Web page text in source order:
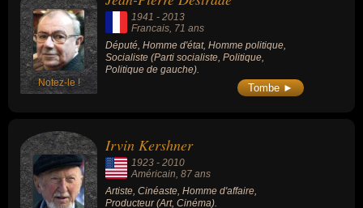
Notez-le !
1941 - 2013
Francais , 71 ans
Député, Homme d'état, Homme politique,
Socialiste (Parti socialiste, Politique,
Politique de gauche).
Tombe ►
Irvin Kershner
1923 - 2010
Américain, 87 ans
Artiste, Cinéaste, Homme d'affaire,
Producteur (Art, Cinéma).